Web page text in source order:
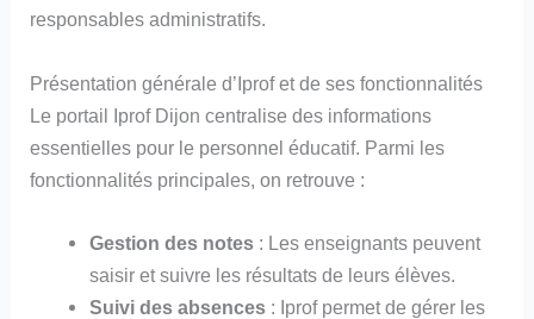
responsables administratifs.
Présentation générale d’Iprof et de ses fonctionnalités
Le portail Iprof Dijon centralise des informations
essentielles pour le personnel éducatif. Parmi les
fonctionnalités principales, on retrouve :
Gestion des notes: Les enseignants peuvent
saisir et suivre les résultats de leurs élèves.
Suivi des absences: Iprof permet de gérer les